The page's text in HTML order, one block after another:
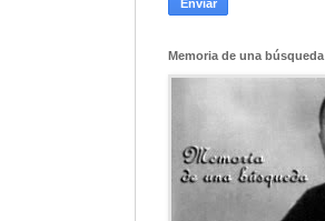
Memoria de una búsqueda